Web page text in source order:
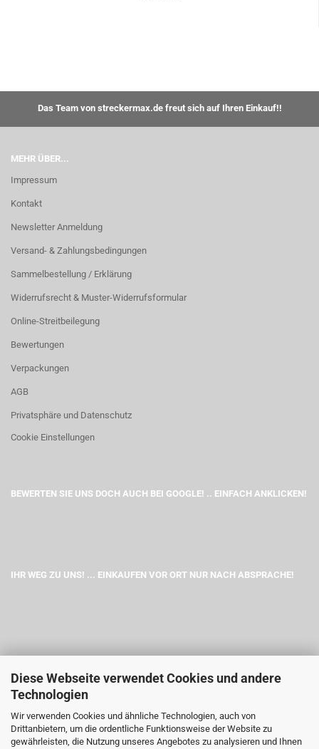
Diese Webseite verwendet Cookies und andere
Technologien
Wir verwenden Cookies und ähnliche Technologien, auch von
Drittanbietern, um die ordentliche Funktionsweise der Website zu
gewährleisten, die Nutzung unseres Angebotes zu analysieren und Ihnen
Das Team von streckermax.de freut sich auf Ihren Einkauf!!
MEHR ÜBER...
Impressum
Kontakt
Newsletter Anmeldung
Versand- & Zahlungsbedingungen
Sammelbestellung / Erklärung
Widerrufsrecht & Muster-Widerrufsformular
Online-Streitbeilegung
Bewertungen
Verpackungen
AGB
Privatsphäre und Datenschutz
Cookie Einstellungen
BEWERTEN SIE UNS DOCH AUCH BEI GOOGLE! .. EINFACH ANKLICKEN!
IHR WEG ZU UNS! ... EINKAUFEN VOR ORT NUR NACH ABSPRACHE!